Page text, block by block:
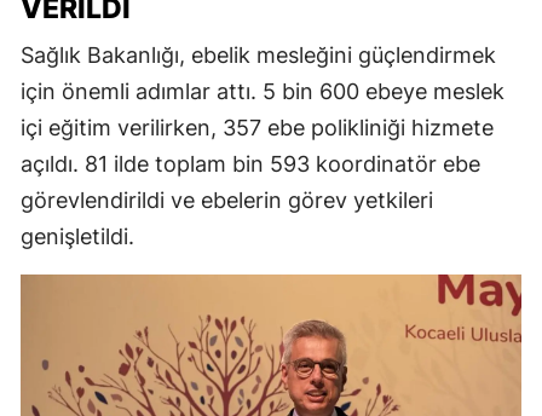
VERILDI
Sağlık Bakanlığı, ebelik mesleğini güçlendirmek
için önemli adımlar attı. 5 bin 600 ebeye meslek
içi eğitim verilirken, 357 ebe polikliniği hizmete
açıldı. 81 ilde toplam bin 593 koordinatör ebe
görevlendirildi ve ebelerin görev yetkileri
genişletildi.